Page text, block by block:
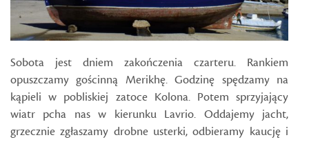
Sobota jest dniem zakończenia czarteru. Rankiem
opuszczamy gościnną Merikhę. Godzinę spędzamy na
kąpieli w pobliskiej zatoce Kolona. Potem sprzyjający
wiatr pcha nas w kierunku Lavrio. Oddajemy jacht,
grzecznie zgłaszamy drobne usterki, odbieramy kaucję i